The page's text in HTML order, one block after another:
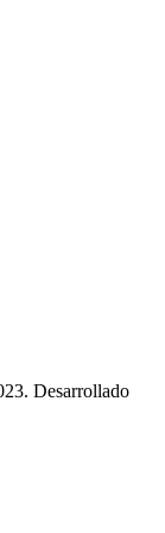
Desarrollado